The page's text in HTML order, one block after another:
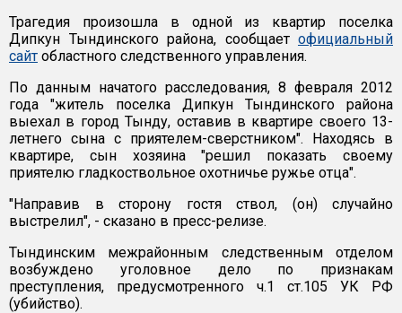
Трагедия произошла в одной из квартир поселка
Дипкун Тындинского района, сообщает официальный
сайт областного следственного управления.
По данным начатого расследования, 8 февраля 2012
года "житель поселка Дипкун Тындинского района
выехал в город Тынду, оставив в квартире своего 13-
летнего сына с приятелем-сверстником". Находясь в
квартире, сын хозяина "решил показать своему
приятелю гладкоствольное охотничье ружье отца".
"Направив в сторону гостя ствол, (он) случайно
выстрелил", - сказано в пресс-релизе.
Тындинским межрайонным следственным отделом
возбуждено уголовное дело по признакам
преступления, предусмотренного ч.1 ст.105 УК РФ
(убийство).